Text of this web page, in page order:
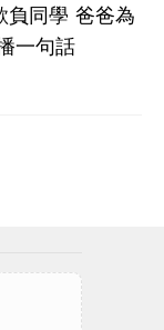
負同學 爸爸為
一句話